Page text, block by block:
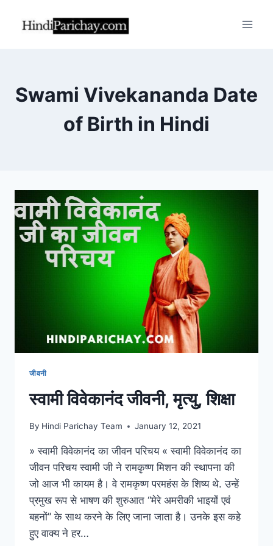
Swami Vivekananda Date
of Birth in Hindi
जीवनी
स्वामी विवेकानंद जीवनी, मृत्यु, शिक्षा
By Hindi Parichay Team January 12, 2021
» स्वामी विवेकानंद का जीवन परिचय « स्वामी विवेकानंद का
जीवन परिचय स्वामी जी ने रामकृष्ण मिशन की स्थापना की
जो आज भी कायम है। वे रामकृष्ण परमहंस के शिष्य थे. उन्हें
प्रमुख रूप से भाषण की शुरुआत “मेरे अमरीकी भाइयों एवं
बहनों” के साथ करने के लिए जाना जाता है। उनके इस कहे
हुए वाक्य ने हर…